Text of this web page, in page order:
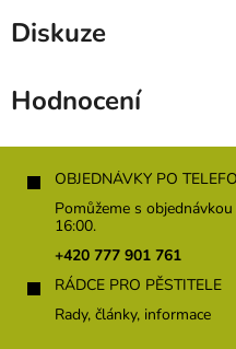
Diskuze
Hodnocení
OBJEDNÁVKY PO
Pomůžeme s
16:00.
+420 777 901 761
RÁDCE PRO PĚSTITELE
Rady, články, informace